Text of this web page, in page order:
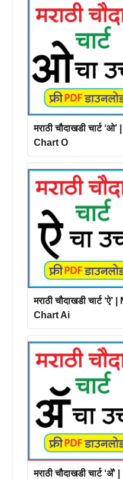
मराठी चौदाखडी चार्ट
Chart O
मराठी चौदाखडी चार्ट
Chart Ai
मराठी चौदाखडी चार्ट